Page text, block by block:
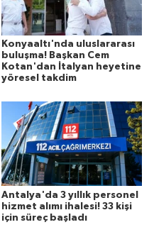
Konyaaltı'nda uluslararası
buluşma! Başkan Cem
Kotan'dan İtalyan heyetine
yöresel takdim
Antalya'da 3 yıllık personel
hizmet alımı ihalesi! 33 kişi
için süreç başladı